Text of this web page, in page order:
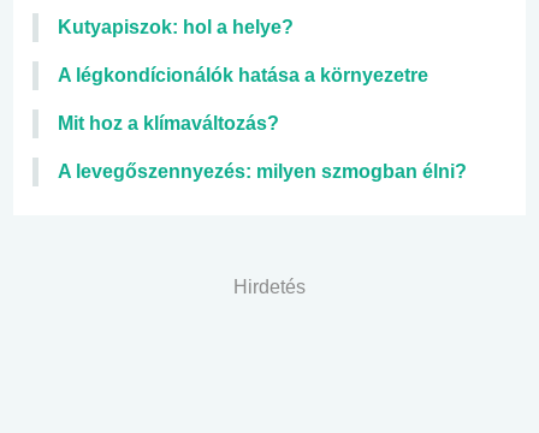
Kutyapiszok: hol a helye?
A légkondícionálók hatása a környezetre
Mit hoz a klímaváltozás?
A levegőszennyezés: milyen szmogban élni?
Hirdetés